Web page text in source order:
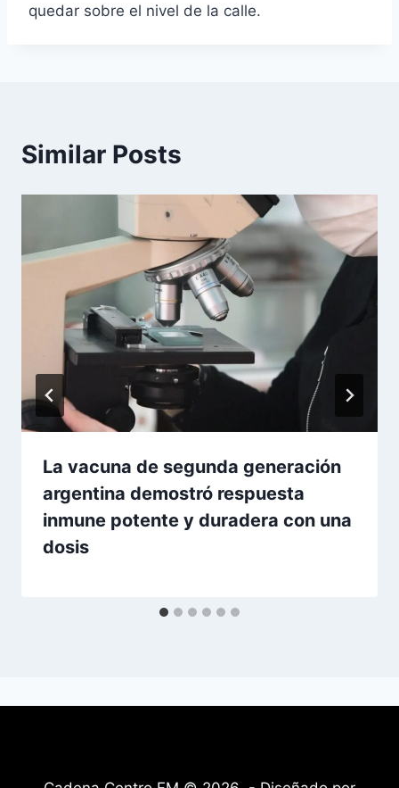
quedar sobre el nivel de la calle.
Similar Posts
La vacuna de segunda generación
argentina demostró respuesta
inmune potente y duradera con una
dosis